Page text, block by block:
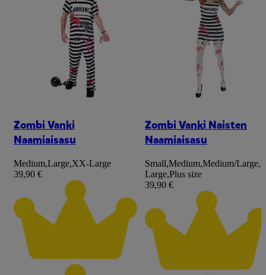
Zombi Vanki
Naamiaisasu
Medium,Large,XX-Large
39,90 €
Zombi Vanki Naisten
Naamiaisasu
Small,Medium,Medium/Large,
Large,Plus size
39,90 €